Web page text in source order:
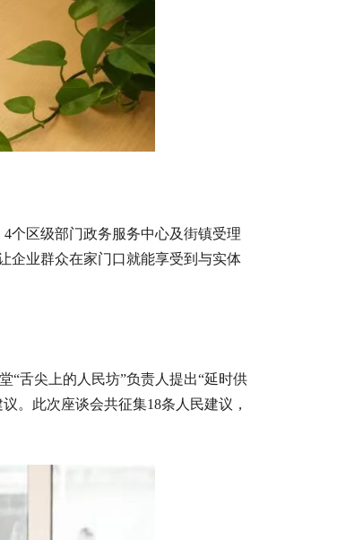
个区级部门政务服务中心及街镇受理
企业群众在家门口就能享受到与实体
“舌尖上的人民坊”负责人提出“延时供
。此次座谈会共征集18条人民建议，